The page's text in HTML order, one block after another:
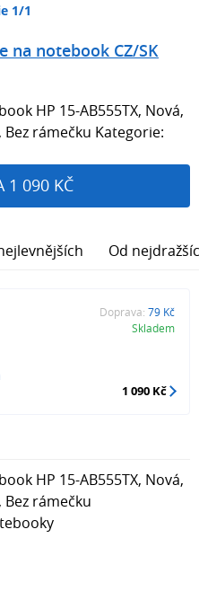
1/1
na notebook CZ/SK
HP 15-AB555TX, Nová,
Bez rámečku Kategorie:
1 090 KČ
Od
Doprava: 79 Kč
Skladem
1 090 Kč
HP 15-AB555TX, Nová,
Bez rámečku